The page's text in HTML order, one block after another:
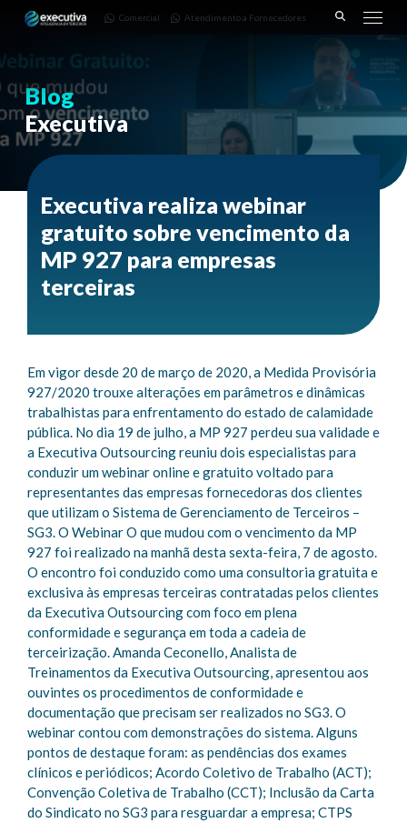
3668-
Pinhais
Comercial Atendimento a Fornecedores
Blog
Executiva
Executiva realiza webinar
gratuito sobre vencimento da
MP 927 para empresas
terceiras
Em vigor desde 20 de março de 2020, a Medida Provisória
927/2020 trouxe alterações em parâmetros e dinâmicas
trabalhistas para enfrentamento do estado de calamidade
pública. No dia 19 de julho, a MP 927 perdeu sua validade e
a Executiva Outsourcing reuniu dois especialistas para
conduzir um webinar online e gratuito voltado para
representantes das empresas fornecedoras dos clientes
que utilizam o Sistema de Gerenciamento de Terceiros –
SG3. O Webinar O que mudou com o vencimento da MP
927 foi realizado na manhã desta sexta-feira, 7 de agosto.
O encontro foi conduzido como uma consultoria gratuita e
exclusiva às empresas terceiras contratadas pelos clientes
da Executiva Outsourcing com foco em plena
conformidade e segurança em toda a cadeia de
terceirização. Amanda Ceconello, Analista de
Treinamentos da Executiva Outsourcing, apresentou aos
ouvintes os procedimentos de conformidade e
documentação que precisam ser realizados no SG3. O
webinar contou com demonstrações do sistema. Alguns
pontos de destaque foram: as pendências dos exames
clínicos e periódicos; Acordo Coletivo de Trabalho (ACT);
Convenção Coletiva de Trabalho (CCT); Inclusão da Carta
do Sindicato no SG3 para resguardar a empresa; CTPS